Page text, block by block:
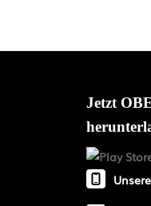
Jetzt